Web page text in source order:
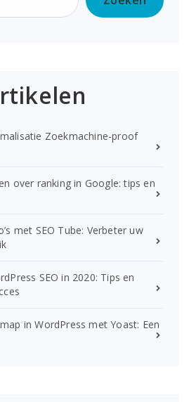
Zoekmachine-proof
over ranking in Google: tips en
met SEO Tube: Verbeter uw
SEO in 2020: Tips en
in WordPress met Yoast: Een